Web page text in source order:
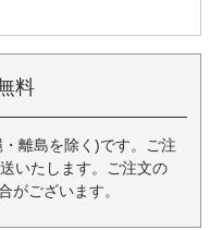
料
離島を除く)です。ご注
いたします。ご注文の
がございます。